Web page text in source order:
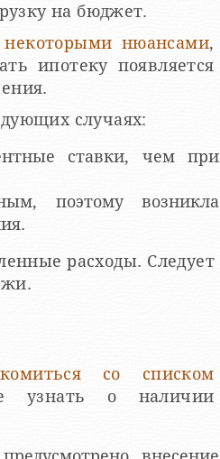
на бюджет.
некоторыми нюансами,
ипотеку появляется
случаях:
ставки, чем при
поэтому возникла
расходы. Следует
со списком
узнать о наличии